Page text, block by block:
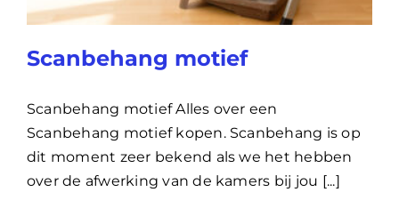
Scanbehang motief
Scanbehang motief Alles over een
Scanbehang motief kopen. Scanbehang is op
dit moment zeer bekend als we het hebben
over de afwerking van de kamers bij jou [...]